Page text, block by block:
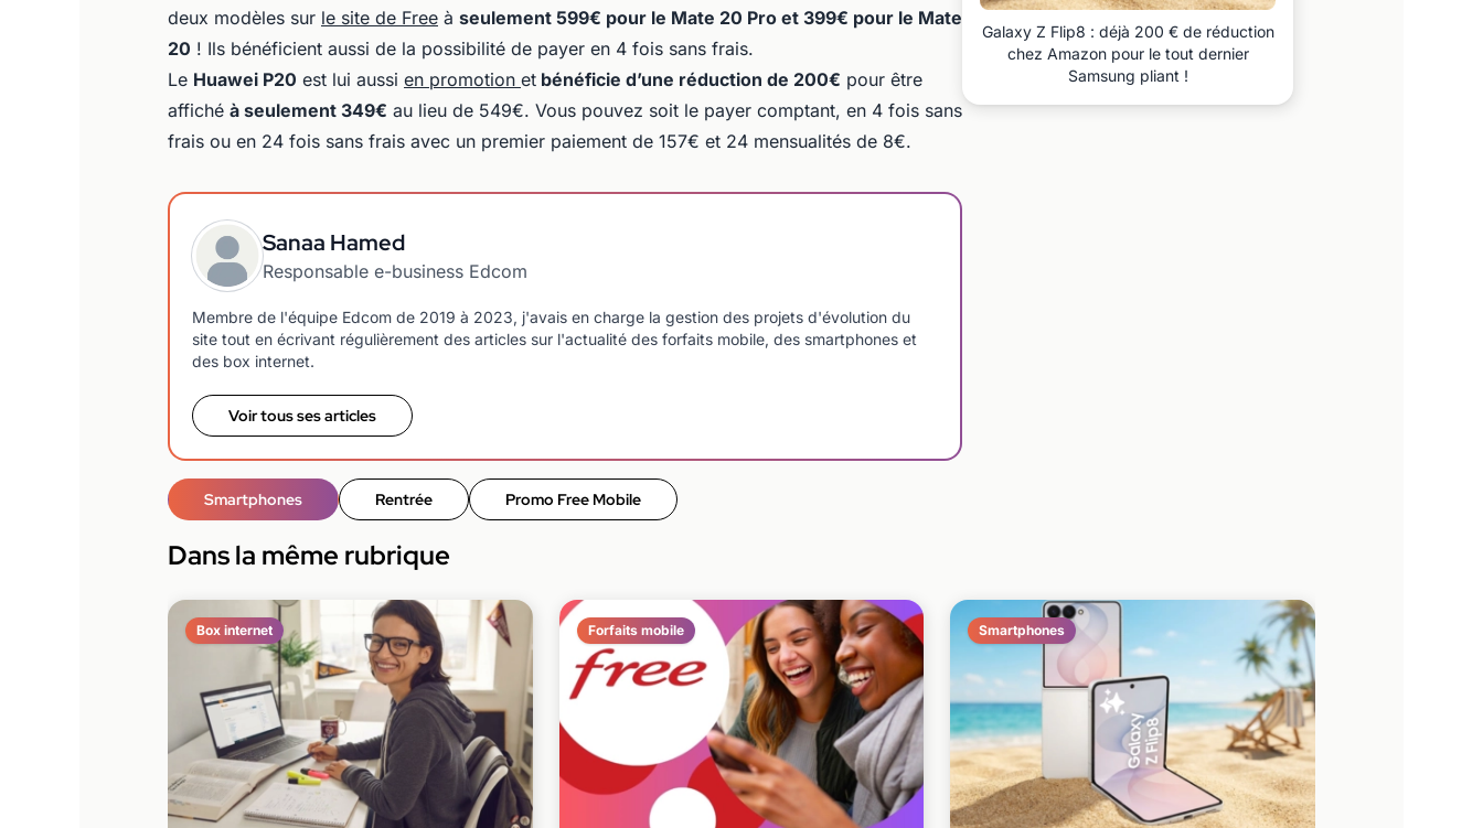
deux modèles sur le site de Free à seulement 599€ pour le Mate 20 Pro et 399€ pour le Mate
20 ! Ils bénéficient aussi de la possibilité de payer en 4 fois sans frais.
Le Huawei P20 est lui aussi en promotion et bénéficie d’une réduction de 200€ pour être
affiché à seulement 349€ au lieu de 549€. Vous pouvez soit le payer comptant, en 4 fois sans
frais ou en 24 fois sans frais avec un premier paiement de 157€ et 24 mensualités de 8€.
Sanaa Hamed
Responsable e-business Edcom
Membre de l'équipe Edcom de 2019 à 2023, j'avais en charge la gestion des projets d'évolution du
site tout en écrivant régulièrement des articles sur l'actualité des forfaits mobile, des smartphones et
des box internet.
Voir tous ses articles
Smartphones Rentrée Promo Free Mobile
Galaxy Z Flip8 : déjà 200 € de réduction
chez Amazon pour le tout dernier
Samsung pliant !
Dans la même rubrique
Box internet Forfaits mobile Smartphones